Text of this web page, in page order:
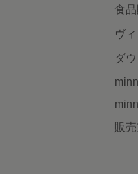
食
ヴ
ダ
販